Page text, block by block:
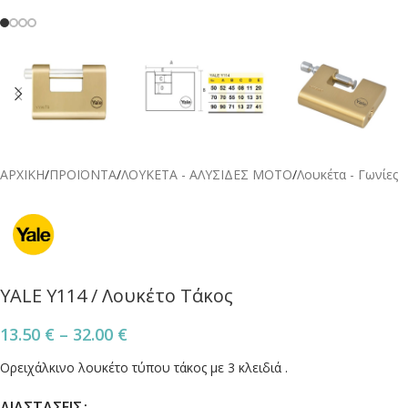
ΑΡΧΙΚΗ/ΠΡΟΪΟΝΤΑ/ΛΟΥΚΕΤΑ - ΑΛΥΣΙΔΕΣ ΜΟΤΟ/Λουκέτα - Γωνίες
YALE Y114 / Λουκέτο Τάκος
13.50 € – 32.00 €
Ορειχάλκινο λουκέτο τύπου τάκος με 3 κλειδιά .